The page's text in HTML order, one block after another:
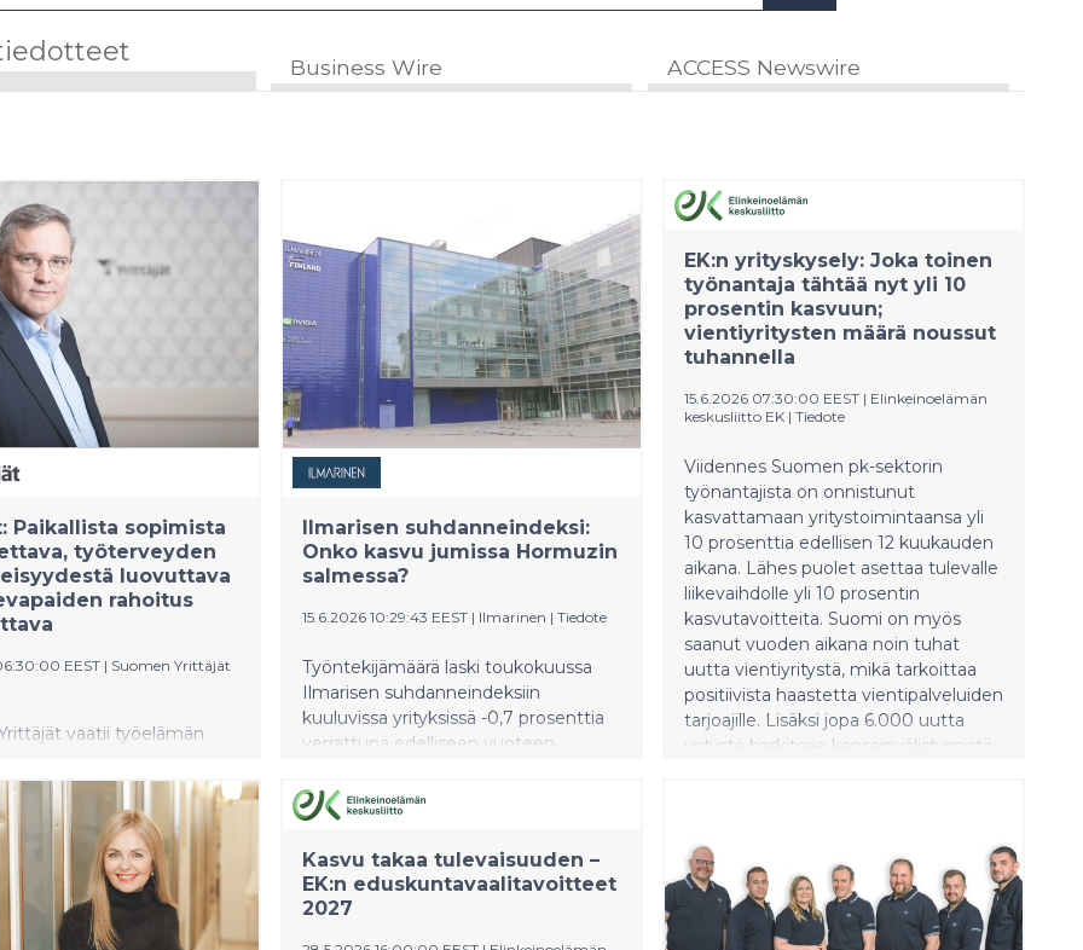
Business Wire ACCESS Newswire
Paikallista sopimista
työterveyden
luovuttava
rahoitus
EEST | Suomen Yrittäjät
vaatii työelämän
erilaiset tarpeet ja
paikallista sopimista. ”Suomi
työtä ja
ratkaisuja, jotta
kasvaa ja palkata
aikoina. Nykyinen
tunnista riittävästi pk-
Ilmarisen suhdanneindeksi:
Onko kasvu jumissa Hormuzin
salmessa?
15.6.2026 10:29:43 EEST | Ilmarinen | Tiedote
Työntekijämäärä laski toukokuussa
Ilmarisen suhdanneindeksiin
kuuluvissa yrityksissä -0,7 prosenttia
verrattuna edelliseen vuoteen.
jälkeen negatiivinen kehitys voi
yllättää, mutta talouden käänne on
EK:n yrityskysely: Joka toinen
työnantaja tähtää nyt yli 10
prosentin kasvuun;
vientiyritysten määrä noussut
tuhannella
15.6.2026 07:30:00 EEST | Elinkeinoelämän
keskusliitto EK | Tiedote
Viidennes Suomen pk-sektorin
työnantajista on onnistunut
kasvattamaan yritystoimintaansa yli
10 prosenttia edellisen 12 kuukauden
aikana. Lähes puolet asettaa tulevalle
liikevaihdolle yli 10 prosentin
kasvutavoitteita. Suomi on myös
saanut vuoden aikana noin tuhat
uutta vientiyritystä, mikä tarkoittaa
positiivista haastetta vientipalveluiden
tarjoajille. Lisäksi jopa 6.000 uutta
yritystä harkitsee kansainvälistymistä.
Tulosten mukaan 19 prosenttia
työnantajayrityksistä on kyennyt
kasvattamaan liikevaihtoaan yli 10
prosenttia edellisen 12 kuukauden
Kasvu takaa tulevaisuuden –
EK:n eduskuntavaalitavoitteet
2027